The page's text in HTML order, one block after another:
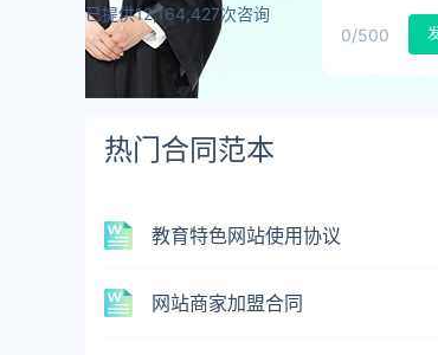
已提供12,164,427次咨询
0/500
热门合同范本
教育特色网站使用协议
网站商家加盟合同